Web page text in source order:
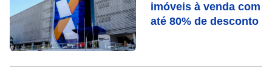
imóveis à venda com
até 80% de desconto